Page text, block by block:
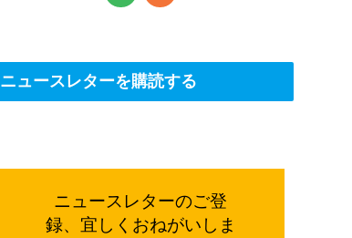
ニュースレターを購読する
ニュースレターのご登
録、宜しく おねがいしま